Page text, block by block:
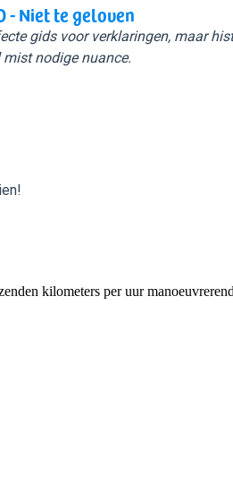
- Niet te geloven
gids voor verklaringen, maar
mist nodige nuance.